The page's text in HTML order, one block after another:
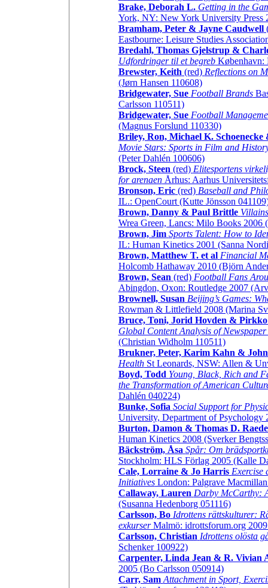
Brake, Deborah L. Getting in the
York, NY: New York University Press
Bramham, Peter & Jayne Caudwell
Eastbourne: Leisure Studies
Bredahl, Thomas Gjelstrup &
Udfordringer til et begrebKøbenhavn:
Brewster, Keith (red) Reflections on
(Jørn Hansen 110608)
Bridgewater, Sue Football Brands
Carlsson 110511)
Bridgewater, Sue Football
(Magnus Forslund 110330)
Briley, Ron, Michael K.
Movie Stars: Sports in Film and
(Peter Dahlén 100606)
Brock, Steen (red) Elitesportens
for arenaenÅrhus: Aarhus
Bronson, Eric(red) Baseball and
IL.: OpenCourt (Kutte Jönsson
Brown, Danny & Paul Brittle
Wrea Green, Lancs: Milo Books 2006
Brown, Jim Sports Talent: How to
IL: Human Kinetics 2001 (Sanna
Brown, Matthew T. et al Financial
Holcomb Hathaway 2010 (Björn
Brown, Sean (red) Football Fans
Abingdon, Oxon: Routledge 2007
Brownell, Susan Beijing’s Games:
Rowman & Littlefield 2008 (Marina
Bruce, Toni, Jorid Hovden &
Global Content Analysis of
(Christian Widholm 110511)
Brukner, Peter, Karim Kahn &
HealthSt Leonards, NSW: Allen &
Boyd, Todd Young, Black, Rich and
the Transformation of American
Dahlén 040224)
Bunke, Sofia Social Support for
University, Department of Psychology
Burton, Damon & Thomas D.
Human Kinetics 2008 (Sverker
Bäckström, Åsa Spår: Om
Stockholm: HLS Förlag 2005 (Kalle
Cale, Lorraine & Jo Harris Exercise
InitiativesLondon: Palgrave
Callaway, Lauren Darby McCarthy:
(Susanna Hedenborg 051116)
Carlsson, Bo Idrottens rättskulturer:
exkurserMalmö: idrottsforum.org
Carlsson, Christian Idrottens olösta
Schenker 100922)
Carpenter, Linda Jean & R. Vivian
2005 (Bo Carlsson 050914)
Carr, Sam Attachment in Sport,